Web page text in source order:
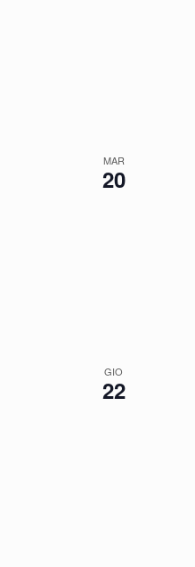
MAR
20
GIO
22